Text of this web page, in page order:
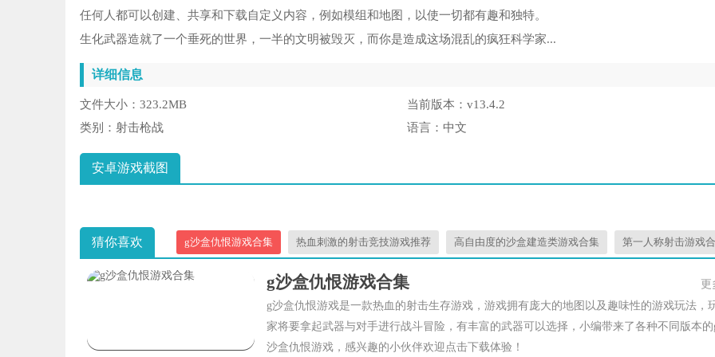
任何人都可以创建、共享和下载自定义内容，例如模组和地图，以使一切都有趣和独特。
生化武器造就了一个垂死的世界，一半的文明被毁灭，而你是造成这场混乱的疯狂科学家...
详细信息
文件大小： 323.2MB 当前版本： v13.4.2
类别： 射击枪战 语言： 中文
安卓游戏截图
猜你喜欢 g沙盒仇恨游戏合集 热血刺激的射击竞技游戏推荐 高自由度的沙盒建造类游戏合集 第一人称射击游戏
g沙盒仇恨游戏合集
更
g沙盒仇恨游戏是一款热血的射击生存游戏，游戏拥有庞大的地图以及趣味性的游戏玩法，
家将要拿起武器与对手进行战斗冒险，有丰富的武器可以选择，小编带来了各种不同版本的
沙盒仇恨游戏，感兴趣的小伙伴欢迎点击下载体验！